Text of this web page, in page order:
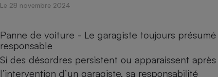
Le 28 novembre 2024
Panne de voiture - Le garagiste toujours présumé
responsable
Si des désordres persistent ou apparaissent après
l’intervention d’un garagiste, sa responsabilité